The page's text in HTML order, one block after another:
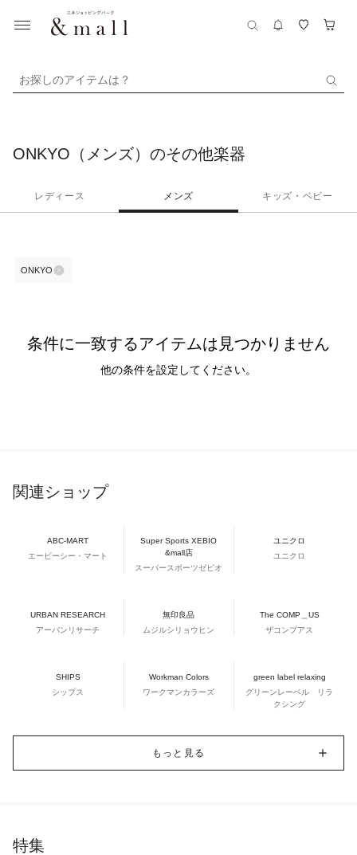
お探しのアイテムは？
ONKYO（メンズ）のその他楽器
レディース メンズ キッズ・ベビー
ONKYO
条件に一致するアイテムは見つかりません
他の条件を設定してください。
関連ショップ
ABC-MART
エービーシー・マート
Super Sports XEBIO
&mall店
スーパースポーツゼビオ
ユニクロ
ユニクロ
URBAN RESEARCH
アーバンリサーチ
無印良品
ムジルシリョウヒン
The COMP＿US
ザコンプアス
SHIPS
シップス
Workman Colors
ワークマンカラーズ
green label relaxing
グリーンレーベル リラ
クシング
もっと見る
特集